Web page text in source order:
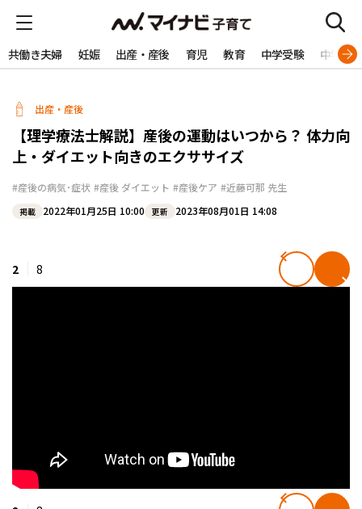
共働き夫婦 妊娠 出産・産後 育児 教育 中学受験 中学生
出産・産後
【理学療法士解説】産後の運動はいつから？ 体力向
上・ダイエット向きのエクササイズ
#産後の病気･症状 #産後 ダイエット #産後ケア #近藤可那 先生
掲載 2022年01月25日 10:00 更新 2023年08月01日 14:08
2 8